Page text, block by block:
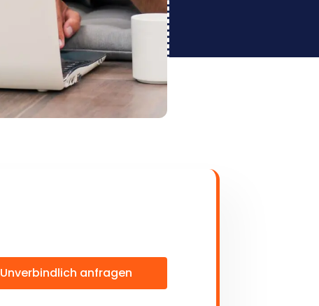
Unverbindlich anfragen